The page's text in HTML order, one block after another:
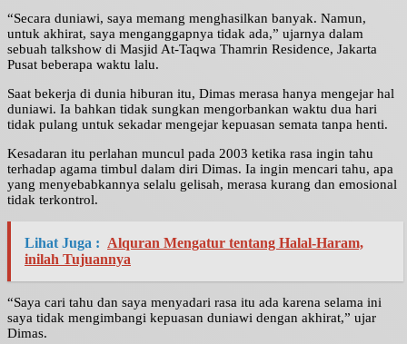
“Secara duniawi, saya memang menghasilkan banyak. Namun,
untuk akhirat, saya menganggapnya tidak ada,” ujarnya dalam
sebuah talkshow di Masjid At-Taqwa Thamrin Residence, Jakarta
Pusat beberapa waktu lalu.
Saat bekerja di dunia hiburan itu, Dimas merasa hanya mengejar hal
duniawi. Ia bahkan tidak sungkan mengorbankan waktu dua hari
tidak pulang untuk sekadar mengejar kepuasan semata tanpa henti.
Kesadaran itu perlahan muncul pada 2003 ketika rasa ingin tahu
terhadap agama timbul dalam diri Dimas. Ia ingin mencari tahu, apa
yang menyebabkannya selalu gelisah, merasa kurang dan emosional
tidak terkontrol.
Lihat Juga : Alquran Mengatur tentang Halal-Haram,
inilah Tujuannya
“Saya cari tahu dan saya menyadari rasa itu ada karena selama ini
saya tidak mengimbangi kepuasan duniawi dengan akhirat,” ujar
Dimas.